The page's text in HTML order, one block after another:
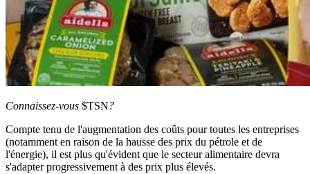
Connaissez-vous $TSN?
Compte tenu de l'augmentation des coûts pour toutes les entreprises
(notamment en raison de la hausse des prix du pétrole et de
l'énergie), il est plus qu'évident que le secteur alimentaire devra
s'adapter progressivement à des prix plus élevés.